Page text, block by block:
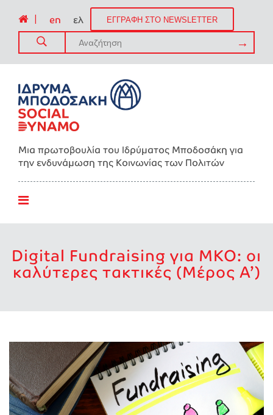
en ελ ΕΓΓΡΑΦΗ ΣΤΟ NEWSLETTER
Μια πρωτοβουλία του Ιδρύματος Μποδοσάκη για
την ενδυνάμωση της Kοινωνίας των Πολιτών
Digital Fundraising για ΜΚΟ: οι
καλύτερες τακτικές (Μέρος Α’)